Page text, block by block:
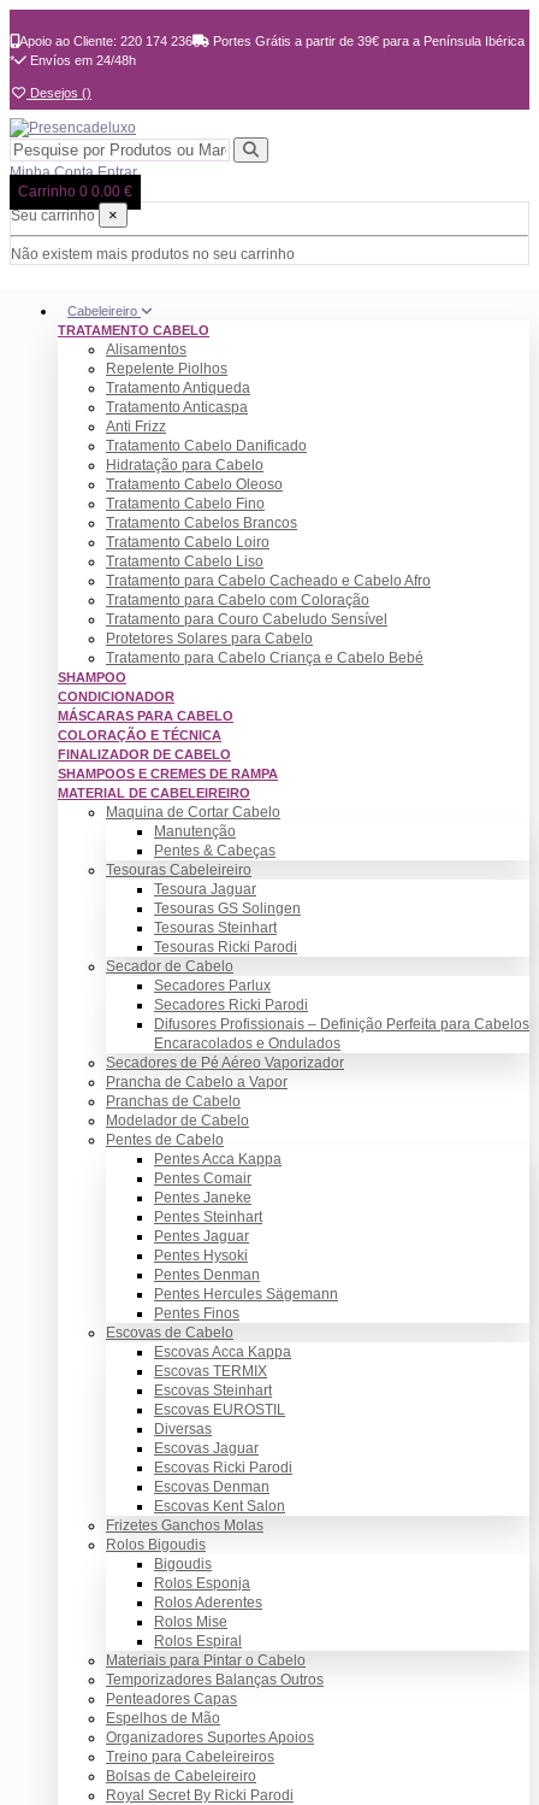
Apoio ao Cliente: 220 174 236
Portes Grátis a partir de 39€ para a Península Ibérica
*
Envíos em 24/48h
Desejos ()
Minha Conta Entrar
Carrinho 0 0.00 €
Seu carrinho
×
Não existem mais produtos no seu carrinho
Cabeleireiro
TRATAMENTO CABELO
Alisamentos
Repelente Piolhos
Tratamento Antiqueda
Tratamento Anticaspa
Anti Frizz
Tratamento Cabelo Danificado
Hidratação para Cabelo
Tratamento Cabelo Oleoso
Tratamento Cabelo Fino
Tratamento Cabelos Brancos
Tratamento Cabelo Loiro
Tratamento Cabelo Liso
Tratamento para Cabelo Cacheado e Cabelo Afro
Tratamento para Cabelo com Coloração
Tratamento para Couro Cabeludo Sensível
Protetores Solares para Cabelo
Tratamento para Cabelo Criança e Cabelo Bebé
SHAMPOO
CONDICIONADOR
MÁSCARAS PARA CABELO
COLORAÇÃO E TÉCNICA
FINALIZADOR DE CABELO
SHAMPOOS E CREMES DE RAMPA
MATERIAL DE CABELEIREIRO
Maquina de Cortar Cabelo
Manutenção
Pentes & Cabeças
Tesouras Cabeleireiro
Tesoura Jaguar
Tesouras GS Solingen
Tesouras Steinhart
Tesouras Ricki Parodi
Secador de Cabelo
Secadores Parlux
Secadores Ricki Parodi
Difusores Profissionais – Definição Perfeita para Cabelos
Encaracolados e Ondulados
Secadores de Pé Aéreo Vaporizador
Prancha de Cabelo a Vapor
Pranchas de Cabelo
Modelador de Cabelo
Pentes de Cabelo
Pentes Acca Kappa
Pentes Comair
Pentes Janeke
Pentes Steinhart
Pentes Jaguar
Pentes Hysoki
Pentes Denman
Pentes Hercules Sägemann
Pentes Finos
Escovas de Cabelo
Escovas Acca Kappa
Escovas TERMIX
Escovas Steinhart
Escovas EUROSTIL
Diversas
Escovas Jaguar
Escovas Ricki Parodi
Escovas Denman
Escovas Kent Salon
Frizetes Ganchos Molas
Rolos Bigoudis
Bigoudis
Rolos Esponja
Rolos Aderentes
Rolos Mise
Rolos Espiral
Materiais para Pintar o Cabelo
Temporizadores Balanças Outros
Penteadores Capas
Espelhos de Mão
Organizadores Suportes Apoios
Treino para Cabeleireiros
Bolsas de Cabeleireiro
Royal Secret By Ricki Parodi